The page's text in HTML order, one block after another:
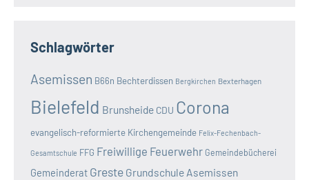
Schlagwörter
Asemissen B66n Bechterdissen Bergkirchen Bexterhagen
Bielefeld Brunsheide CDU Corona
evangelisch-reformierte Kirchengemeinde Felix-Fechenbach-
Gesamtschule FFG Freiwillige Feuerwehr Gemeindebücherei
Gemeinderat Greste Grundschule Asemissen